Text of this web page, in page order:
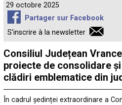
29 octobre 2025
Partager sur Facebook
S'inscrire à la newsletter
Consiliul Județean
proiecte de consolidare
clădiri emblematice din
În cadrul ședinței extraordinare a